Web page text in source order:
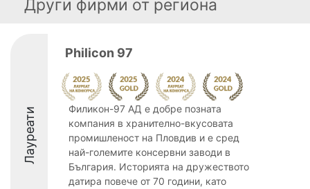
Други фирми от региона
Лауреати
Philicon 97
Филикон-97 АД е добре позната
компания в хранително-вкусовата
промишленост на Пловдив и е сред
най-големите консервни заводи в
България. Историята на дружеството
датира повече от 70 години, като